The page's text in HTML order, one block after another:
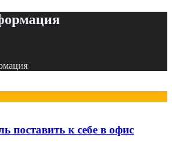
поставить к себе в офис